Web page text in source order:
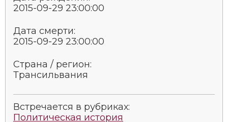
Религия и церковь
Россия
Социально-экономическая история
2015-09-29 23:00:00
Дата смерти:
2015-09-29 23:00:00
Страна / регион:
Трансильвания
Встречается в рубриках:
Политическая история